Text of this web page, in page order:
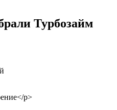
Турбозайм